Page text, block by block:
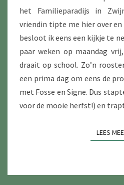
het Familieparadijs in
vriendin tipte me hier over en
besloot ik eens een kijkje te
paar weken op maandag
draait op school. Zo’n
een prima dag om eens de
met Fosse en Signe. Dus
voor de mooie herfst!) en
LEES